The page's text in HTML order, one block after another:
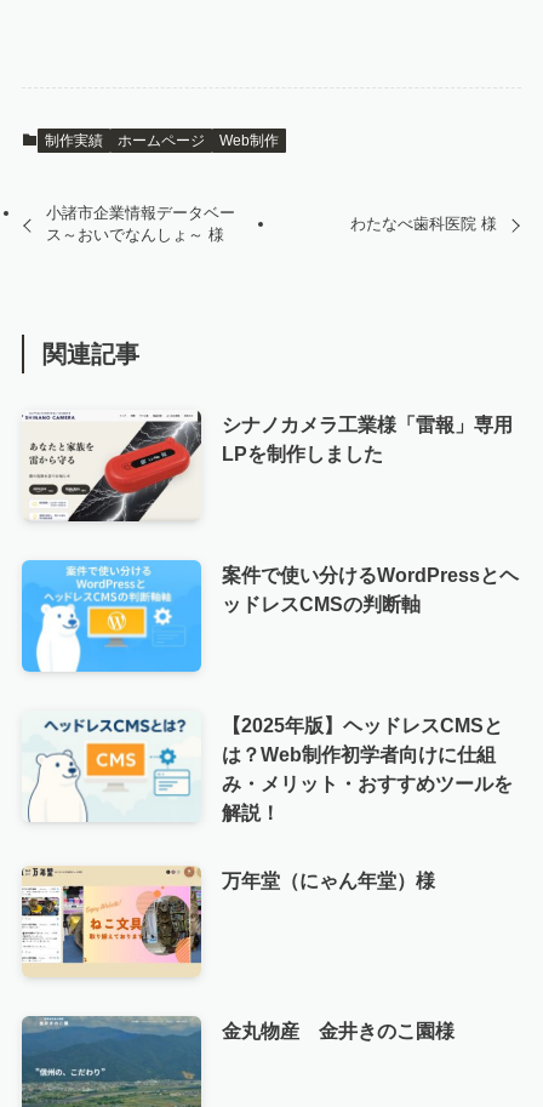
制作実績 ホームページ Web制作
小諸市企業情報データベー
ス～おいでなんしょ～ 様
わたなべ歯科医院 様
関連記事
シナノカメラ工業様「雷報」専用
LPを制作しました
案件で使い分けるWordPressとヘ
ッドレスCMSの判断軸
【2025年版】ヘッドレスCMSと
は？Web制作初学者向けに仕組
み・メリット・おすすめツールを
解説！
万年堂（にゃん年堂）様
金丸物産 金井きのこ園様